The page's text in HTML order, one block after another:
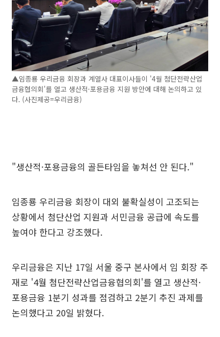
▲임종룡 우리금융 회장과 계열사 대표이사들이 '4월 첨단전략산업
금융협의회'를 열고 생산적·포용금융 지원 방안에 대해 논의하고 있
다. (사진제공=우리금융)
"생산적·포용금융의 골든타임을 놓쳐선 안 된다."
임종룡 우리금융 회장이 대외 불확실성이 고조되는
상황에서 첨단산업 지원과 서민금융 공급에 속도를
높여야 한다고 강조했다.
우리금융은 지난 17일 서울 중구 본사에서 임 회장 주
재로 '4월 첨단전략산업금융협의회'를 열고 생산적·
포용금융 1분기 성과를 점검하고 2분기 추진 과제를
논의했다고 20일 밝혔다.